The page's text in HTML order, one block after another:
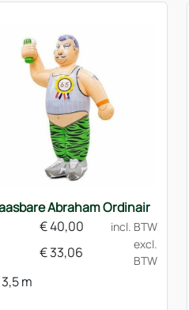
Abraham Ordinair
€40,00
incl. BTW
€33,06
excl.
BTW
3,5 m